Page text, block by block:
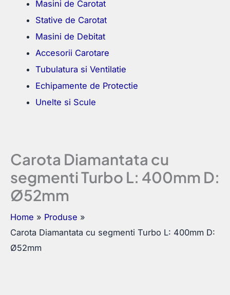
Masini de Carotat
Stative de Carotat
Masini de Debitat
Accesorii Carotare
Tubulatura si Ventilatie
Echipamente de Protectie
Unelte si Scule
Carota Diamantata cu
segmenti Turbo L: 400mm D:
Ø52mm
Home
Produse
Carota Diamantata cu segmenti Turbo L: 400mm D:
Ø52mm